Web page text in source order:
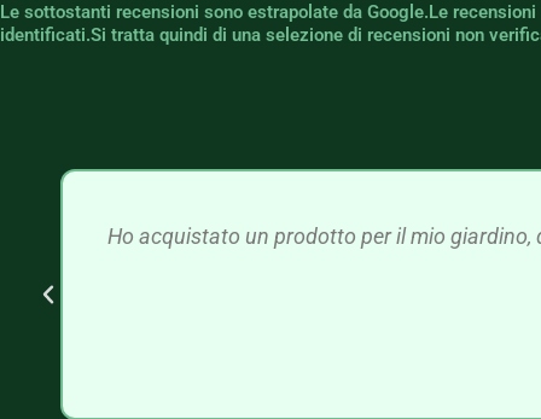
Le sottostanti recensioni sono estrapolate da Google.Le
identificati.Si tratta quindi di una selezione di recensioni non
Ho acquistato un prodotto per il mio giardino,